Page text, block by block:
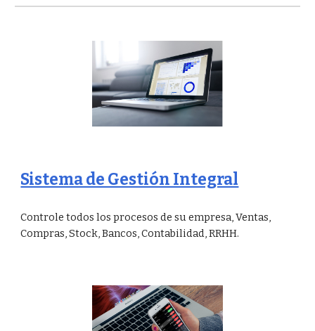
Sistema de Gestión Integral
Controle todos los procesos de su empresa, Ventas,
Compras, Stock, Bancos, Contabilidad, RRHH.